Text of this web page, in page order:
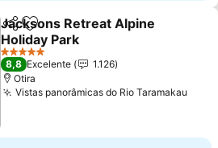
PartilharAdicionar aos favoritos
Jacksons Retreat Alpine
Holiday Park
5 Estrelas
8,8 Excelente
1.126
Otira
Vistas panorâmicas do Rio Taramakau